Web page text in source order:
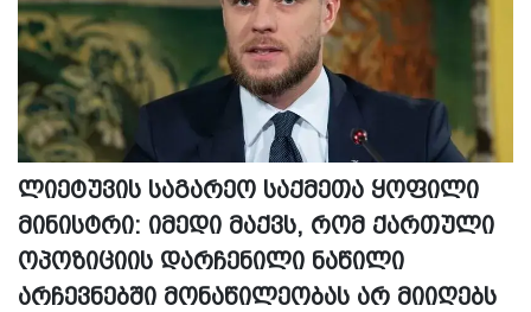
ლიეტუვის საგარეო საქმეთა ყოფილი
მინისტრი: იმედი მაქვს, რომ ქართული
ოპოზიციის დარჩენილი ნაწილი
არჩევნებში მონაწილეობას არ მიიღებს